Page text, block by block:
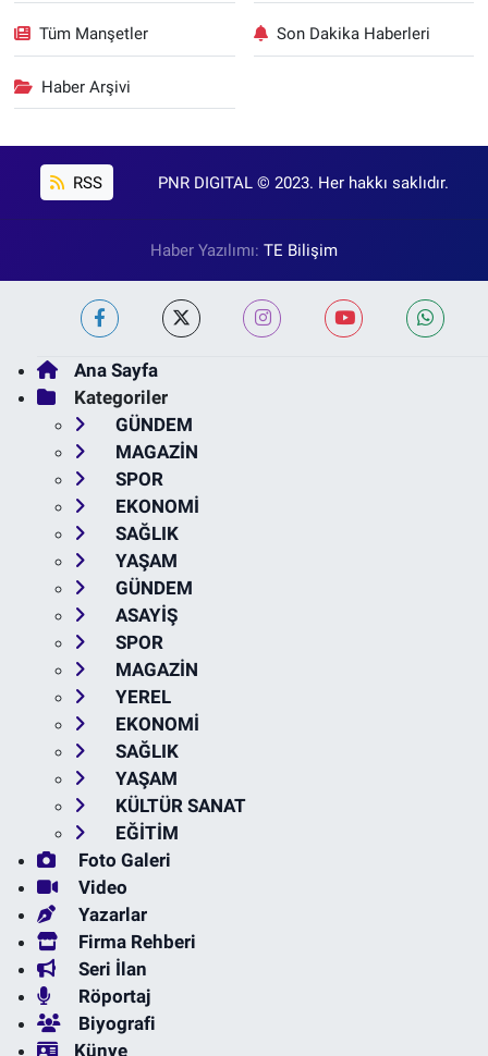
Tüm Manşetler Son Dakika Haberleri
Haber Arşivi
RSS PNR DIGITAL © 2023. Her hakkı saklıdır.
Haber Yazılımı: TE Bilişim
Ana Sayfa
Kategoriler
GÜNDEM
MAGAZİN
SPOR
EKONOMİ
SAĞLIK
YAŞAM
GÜNDEM
ASAYİŞ
SPOR
MAGAZİN
YEREL
EKONOMİ
SAĞLIK
YAŞAM
KÜLTÜR SANAT
EĞİTİM
Foto Galeri
Video
Yazarlar
Firma Rehberi
Seri İlan
Röportaj
Biyografi
Künye